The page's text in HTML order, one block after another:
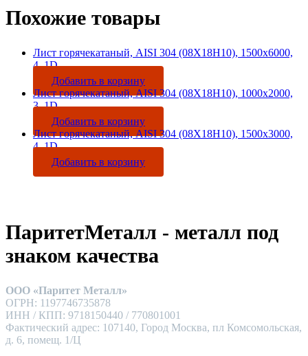
Похожие товары
Лист горячекатаный, AISI 304 (08Х18Н10), 1500х6000,
4, 1D
Добавить в корзину
Лист горячекатаный, AISI 304 (08Х18Н10), 1000х2000,
3, 1D
Добавить в корзину
Лист горячекатаный, AISI 304 (08Х18Н10), 1500х3000,
4, 1D
Добавить в корзину
ПаритетМеталл - металл под
знаком качества
ООО «Паритет Металл»
ОГРН: 1197746735878
ИНН / КПП: 9718150440 / 770801001
Фактический адрес: 107140, Город Москва, пл Комсомольская,
д. 6, помещ. 1/Ц